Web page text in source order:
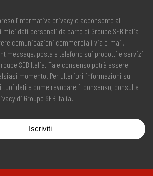
l’Informativa privacy e acconsento al
dati personali da parte di Groupe SEB Italia
comunicazioni commerciali via e-mail,
message, posta e telefono sui prodotti e servizi
SEB Italia. Tale consenso potrà essere
momento. Per ulteriori informazioni sul
tuoi dati e come revocare il consenso, consulta
di Groupe SEB Italia.
Iscriviti